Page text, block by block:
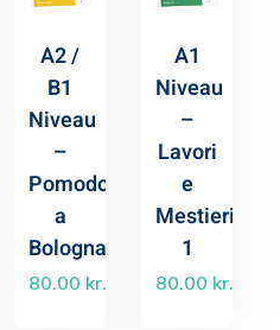
A2 /
B1
Niveau
–
Pomodori
a
Bologna
80.00 kr.
A1
Niveau
–
Lavori
e
Mestieri
1
80.00 kr.